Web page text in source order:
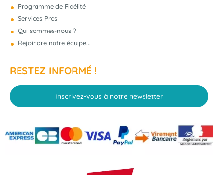
Programme de Fidélité
Services Pros
Qui sommes-nous ?
Rejoindre notre équipe...
RESTEZ INFORMÉ !
Inscrivez-vous à notre newsletter